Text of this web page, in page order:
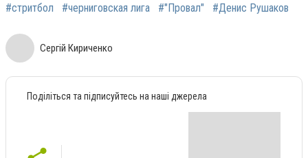
#стритбол
#черниговская лига #"Провал" #Денис Рушаков
Сергій Кириченко
Поділіться та підписуйтесь на наші джерела